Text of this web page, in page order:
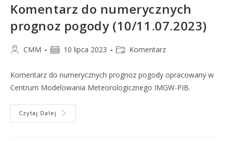
Komentarz do numerycznych
prognoz pogody (10/11.07.2023)
CMM 10 lipca 2023 Komentarz
Komentarz do numerycznych prognoz pogody opracowany w
Centrum Modelowania Meteorologicznego IMGW-PIB.
Czytaj Dalej